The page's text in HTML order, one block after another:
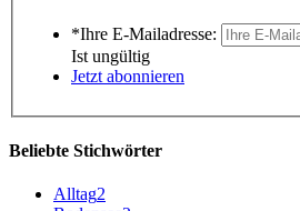
*Ihre E-Mailadresse:
Ist ungültig
Jetzt abonnieren
Beliebte Stichwörter
Alltag2